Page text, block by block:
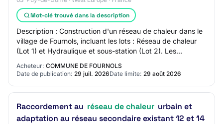
Mot-clé trouvé dans la description
Description : Construction d'un réseau de chaleur dans le
village de Fournols, incluant les lots : Réseau de chaleur
(Lot 1) et Hydraulique et sous-station (Lot 2). Les
Acheteur: COMMUNE DE FOURNOLS
Date de publication: 29 juil. 2026Date limite: 29 août 2026
Raccordement au réseau de chaleur urbain et
adaptation au réseau secondaire existant 12 et 14